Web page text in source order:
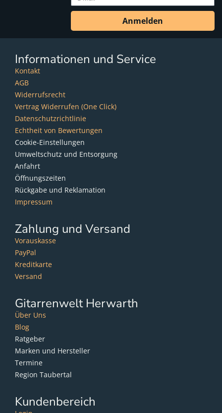
Anmelden
Informationen und Service
Kontakt
AGB
Widerrufsrecht
Vertrag Widerrufen (One Click)
Datenschutzrichtlinie
Echtheit von Bewertungen
Cookie-Einstellungen
Umweltschutz und Entsorgung
Anfahrt
Öffnungszeiten
Rückgabe und Reklamation
Impressum
Zahlung und Versand
Vorauskasse
PayPal
Kreditkarte
Versand
Gitarrenwelt Herwarth
Über Uns
Blog
Ratgeber
Marken und Hersteller
Termine
Region Taubertal
Kundenbereich